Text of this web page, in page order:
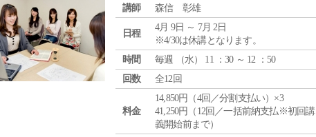
講師 森信 彰雄
日程
4月 9日 ～ 7月 2日
※4/30は休講となります。
時間
毎週 （水） 11 ：30 ～ 12 ：50
回数
全12回
料金
14,850円（4回／分割支払い）×3
41,250円（12回／一括前納支払※初回講
義開始前まで）